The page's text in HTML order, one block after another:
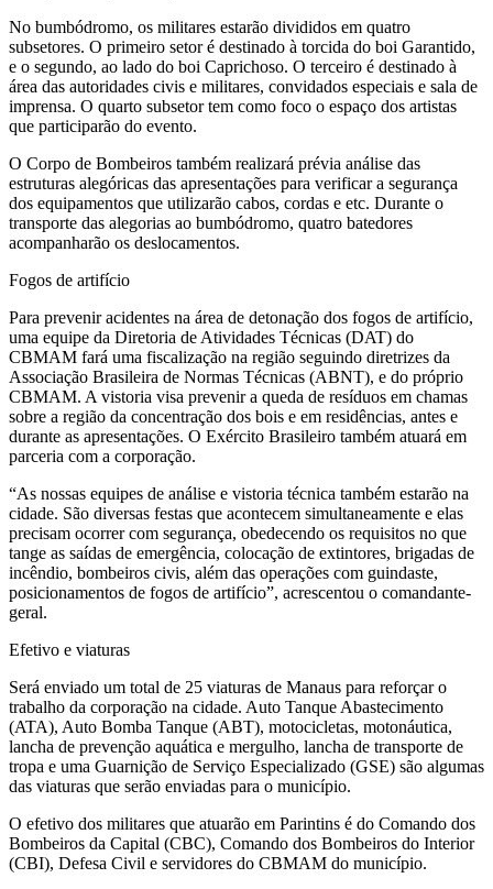
No bumbódromo, os militares estarão divididos em quatro
subsetores. O primeiro setor é destinado à torcida do boi Garantido,
e o segundo, ao lado do boi Caprichoso. O terceiro é destinado à
área das autoridades civis e militares, convidados especiais e sala de
imprensa. O quarto subsetor tem como foco o espaço dos artistas
que participarão do evento.
O Corpo de Bombeiros também realizará prévia análise das
estruturas alegóricas das apresentações para verificar a segurança
dos equipamentos que utilizarão cabos, cordas e etc. Durante o
transporte das alegorias ao bumbódromo, quatro batedores
acompanharão os deslocamentos.
Fogos de artifício
Para prevenir acidentes na área de detonação dos fogos de artifício,
uma equipe da Diretoria de Atividades Técnicas (DAT) do
CBMAM fará uma fiscalização na região seguindo diretrizes da
Associação Brasileira de Normas Técnicas (ABNT), e do próprio
CBMAM. A vistoria visa prevenir a queda de resíduos em chamas
sobre a região da concentração dos bois e em residências, antes e
durante as apresentações. O Exército Brasileiro também atuará em
parceria com a corporação.
“As nossas equipes de análise e vistoria técnica também estarão na
cidade. São diversas festas que acontecem simultaneamente e elas
precisam ocorrer com segurança, obedecendo os requisitos no que
tange as saídas de emergência, colocação de extintores, brigadas de
incêndio, bombeiros civis, além das operações com guindaste,
posicionamentos de fogos de artifício”, acrescentou o comandante-
geral.
Efetivo e viaturas
Será enviado um total de 25 viaturas de Manaus para reforçar o
trabalho da corporação na cidade. Auto Tanque Abastecimento
(ATA), Auto Bomba Tanque (ABT), motocicletas, motonáutica,
lancha de prevenção aquática e mergulho, lancha de transporte de
tropa e uma Guarnição de Serviço Especializado (GSE) são algumas
das viaturas que serão enviadas para o município.
O efetivo dos militares que atuarão em Parintins é do Comando dos
Bombeiros da Capital (CBC), Comando dos Bombeiros do Interior
(CBI), Defesa Civil e servidores do CBMAM do município.